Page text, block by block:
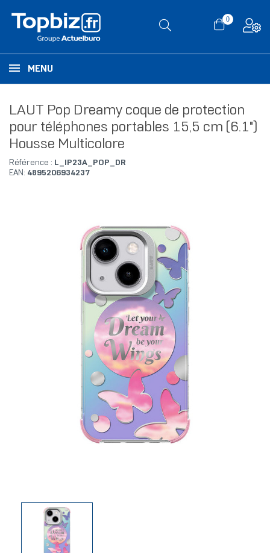
0
MENU
LAUT Pop Dreamy coque de protection
pour téléphones portables 15,5 cm (6.1")
Housse Multicolore
Référence : L_IP23A_POP_DR
EAN: 4895206934237